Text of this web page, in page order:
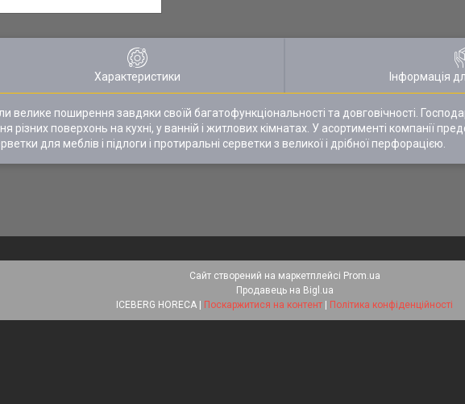
Характеристики Інформація
поширення завдяки своїй багатофункціональності та довговічності.
поверхонь на кухні, у ванній і житлових кімнатах. У асортименті компанії
для меблів і підлоги і протиральні серветки з великої і дрібної перфорацією.
Сайт створений на маркетплейсі Prom.ua
Продавець на Bigl.ua
Поскаржитися на контент Політика конфіденційності